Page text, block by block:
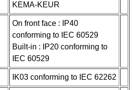
KEMA-KEUR
On front face : IP40
conforming to IEC 60529
Built-in : IP20 conforming to
IEC 60529
IK03 conforming to IEC 62262